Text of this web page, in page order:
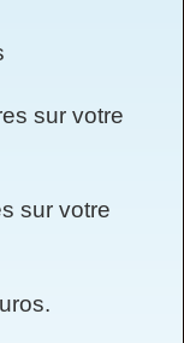
sur votre
sur votre